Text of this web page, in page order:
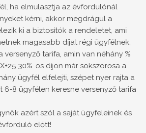
ha elmulasztja az évfordulónál
kérni, akkor megdrágul a
ki a biztosítók a rendeletet, ami
magasabb díjat régi ügyfélnek,
versenyző tarifa, amin van néhány %
30%-os díjon már sokszorosa a
ügyfél elfelejti, szépet nyer rajta a
6-8 ügyfélen keresne versenyző tarifa
azért szól a saját ügyfeleinek és
előtt!